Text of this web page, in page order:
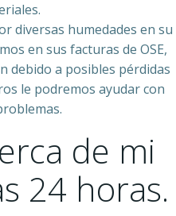
diversas humedades en su
en sus facturas de OSE,
debido a posibles pérdidas
le podremos ayudar con
de mi
24 horas.